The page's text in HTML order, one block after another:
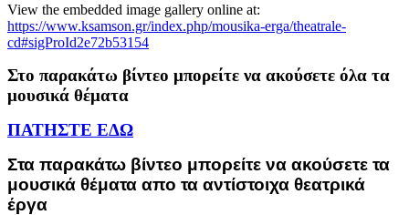
View the embedded image gallery online at:
https://www.ksamson.gr/index.php/mousika-erga/theatrale-
cd#sigProId2e72b53154
Στο παρακάτω βίντεο μπορείτε να ακούσετε όλα τα
μουσικά θέματα
ΠΑΤΗΣΤΕ ΕΔΩ
Στα παρακάτω βίντεο μπορείτε να ακούσετε τα
μουσικά θέματα απο τα αντίστοιχα θεατρικά
έργα